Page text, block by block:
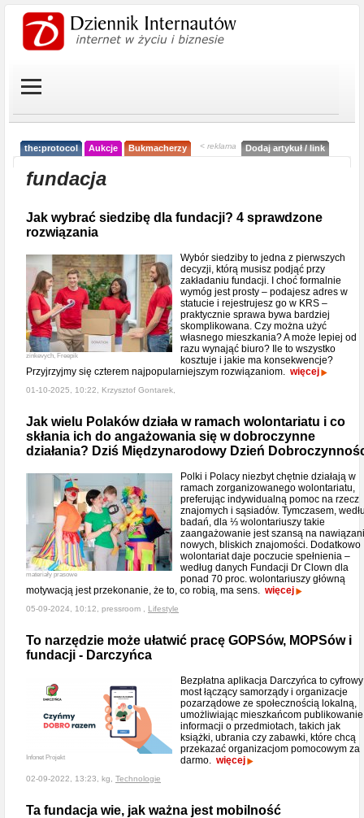
the:protocol Aukcje Bukmacherzy < reklama Dodaj artykuł / link
fundacja
Jak wybrać siedzibę dla fundacji? 4 sprawdzone
rozwiązania
zinkevych, Freepik
Wybór siedziby to jedna z pierwszych
decyzji, którą musisz podjąć przy
zakładaniu fundacji. I choć formalnie
wymóg jest prosty – podajesz adres w
statucie i rejestrujesz go w KRS –
praktycznie sprawa bywa bardziej
skomplikowana. Czy można użyć
własnego mieszkania? A może lepiej od
razu wynająć biuro? Ile to wszystko
kosztuje i jakie ma konsekwencje?
Przyjrzyjmy się czterem najpopularniejszym rozwiązaniom. więcej
01-10-2025, 10:22, Krzysztof Gontarek,
Jak wielu Polaków działa w ramach wolontariatu i co
skłania ich do angażowania się w dobroczynne
działania? Dziś Międzynarodowy Dzień
materiały prasowe
Polki i Polacy niezbyt chętnie działają w
ramach zorganizowanego wolontariatu,
preferując indywidualną pomoc na rzecz
znajomych i sąsiadów. Tymczasem,
badań, dla ⅓ wolontariuszy takie
zaangażowanie jest szansą na
nowych, bliskich znajomości. Dodatkowo
wolontariat daje poczucie spełnienia –
według danych Fundacji Dr Clown dla
ponad 70 proc. wolontariuszy główną
motywacją jest przekonanie, że to, co robią, ma sens. więcej
05-09-2024, 10:12, pressroom , Lifestyle
To narzędzie może ułatwić pracę GOPSów, MOPSów i
fundacji - Darczyńca
Infonet Projekt
Bezpłatna aplikacja Darczyńca to cyfrowy
most łączący samorządy i organizacje
pozarządowe ze społecznością lokalną,
umożliwiając mieszkańcom publikowanie
informacji o przedmiotach, takich jak
książki, ubrania czy zabawki, które chcą
przekazać organizacjom pomocowym za
darmo. więcej
02-09-2022, 13:23, kg, Technologie
Ta fundacja wie, jak ważna jest mobilność